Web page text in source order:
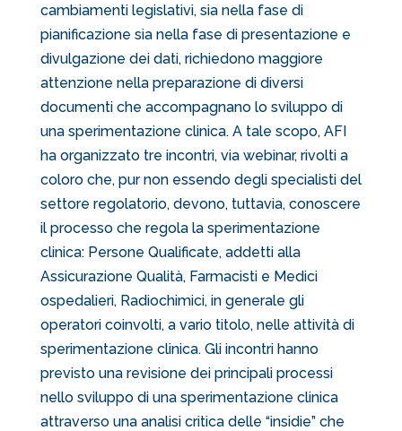
cambiamenti legislativi, sia nella fase di
pianificazione sia nella fase di presentazione e
divulgazione dei dati, richiedono maggiore
attenzione nella preparazione di diversi
documenti che accompagnano lo sviluppo di
una sperimentazione clinica. A tale scopo, AFI
ha organizzato tre incontri, via webinar, rivolti a
coloro che, pur non essendo degli specialisti del
settore regolatorio, devono, tuttavia, conoscere
il processo che regola la sperimentazione
clinica: Persone Qualificate, addetti alla
Assicurazione Qualità, Farmacisti e Medici
ospedalieri, Radiochimici, in generale gli
operatori coinvolti, a vario titolo, nelle attività di
sperimentazione clinica. Gli incontri hanno
previsto una revisione dei principali processi
nello sviluppo di una sperimentazione clinica
attraverso una analisi critica delle “insidie” che